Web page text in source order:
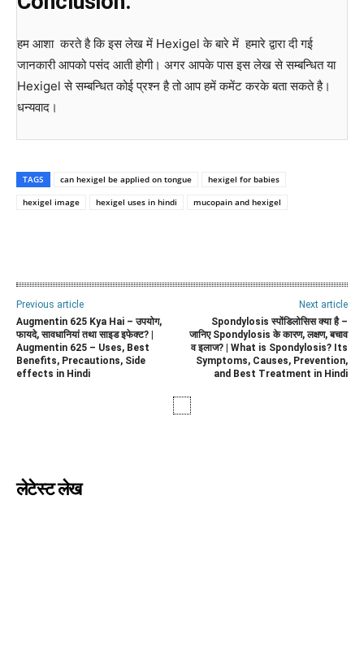
हम आशा करते है कि इस लेख में Hexigel के बारे में हमारे द्वारा दी गई
जानकारी आपको पसंद आती होगी। अगर आपके पास इस लेख से सम्बन्धित या
Hexigel से सम्बन्धित कोई प्रश्न है तो आप हमें कमेंट करके बता सकते है।
धन्यवाद।
TAGS can hexigel be applied on tongue
hexigel for babies
hexigel image
hexigel uses in hindi mucopain and hexigel
Previous article
Augmentin 625 Kya Hai – उपयोग,
फायदे, सावधानियां तथा साइड इफेक्ट? |
Augmentin 625 – Uses, Best
Benefits, Precautions, Side
effects in Hindi
Next article
Spondylosis स्पोंडिलोसिस क्या है –
जानिए Spondylosis के कारण, लक्षण, बचाव
व इलाज? | What is Spondylosis? Its
Symptoms, Causes, Prevention,
and Best Treatment in Hindi
लेटेस्ट लेख